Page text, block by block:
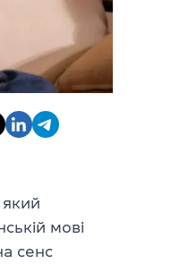
мові
сенс